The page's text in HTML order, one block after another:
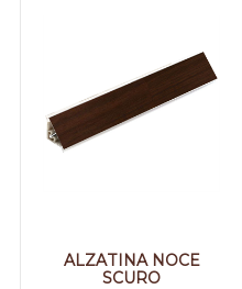
ALZATINA NOCE
SCURO